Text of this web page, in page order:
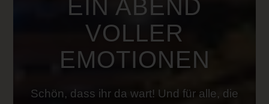
EIN ABEND
VOLLER
EMOTIONEN
Schön, dass ihr da wart! Und für alle, die